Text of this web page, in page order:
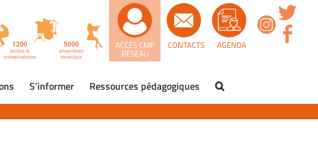
AGENDA
CONTACTS
ACCÈS CMF
RÉSEAU
S’informer Ressources pédagogiques